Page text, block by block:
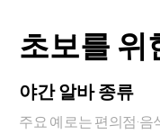
초보를 위
야간 알바 종류
주요 예로는 편의점·